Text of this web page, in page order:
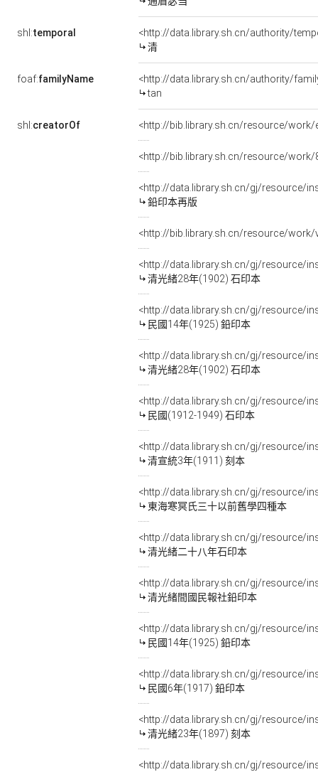
shl:temporal
<http://data.library.sh.cn/authority/
清
foaf:familyName
<http://data.library.sh.cn/authority/
tan
shl:creatorOf <http://bib.library.sh.cn/resource/work/
<http://bib.library.sh.cn/resource/
<http://data.library.sh.cn/gj/resource/
鉛印本再版
<http://bib.library.sh.cn/resource/
<http://data.library.sh.cn/gj/resource/
清光緒28年(1902) 石印本
<http://data.library.sh.cn/gj/resource/
民國14年(1925) 鉛印本
<http://data.library.sh.cn/gj/resource/
清光緒28年(1902) 石印本
<http://data.library.sh.cn/gj/resource/
民國(1912-1949) 石印本
<http://data.library.sh.cn/gj/resource/
清宣統3年(1911) 刻本
<http://data.library.sh.cn/gj/resource/
東海寒冥氏三十以前舊學四種本
<http://data.library.sh.cn/gj/resource/
清光緒二十八年石印本
<http://data.library.sh.cn/gj/resource/
清光緒間國民報社鉛印本
<http://data.library.sh.cn/gj/resource/
民國14年(1925) 鉛印本
<http://data.library.sh.cn/gj/resource/
民國6年(1917) 鉛印本
<http://data.library.sh.cn/gj/resource/
清光緒23年(1897) 刻本
<http://data.library.sh.cn/gj/resource/